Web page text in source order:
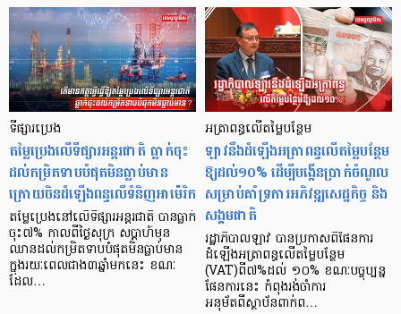
ទីផ្សារប្រេង
តម្លៃប្រេងលើទីផ្សារអន្តរជាតិ ធ្លាក់ចុះ
ដល់កម្រិតទាបបំផុតមិនធ្លាប់មាន
ក្រោយចិនដំឡើងពន្ធលើទំនិញអាម៉េរិក
តម្លៃប្រេងនៅលើទីផ្សារអន្តរជាតិ បានធ្លាក់
ចុះ៧% កាលពីថ្ងៃសុក្រ សប្ដាហ៍មុន
ឈានដល់កម្រិតទាបបំផុតមិនធ្លាប់មាន
ក្នុងរយៈពេលជាង៣ឆ្នាំមកនេះ ខណៈ
ដែល…
អត្រាពន្ធលើតម្លៃបន្ថែម
ឡាវនឹងដំឡើងអត្រាពន្ធលើតម្លៃបន្ថែម
ឱ្យដល់១០% ដើម្បីបង្កើនប្រាក់ចំណូល
សម្រាប់គាំទ្រការអភិវឌ្ឍសេដ្ឋកិច្ច និង
សង្គមជាតិ
រដ្ឋាភិបាលឡាវ បានប្រកាសពីផែនការ
ដំឡើងអត្រាពន្ធលើតម្លៃបន្ថែម
(VAT)ពី៧%ដល់ ១០% ខណៈបច្ចុប្បន្ន
ផែនការនេះ កំពុងរង់ចាំការ
អនុម័តពីស្ថាប័នពាក់ព…